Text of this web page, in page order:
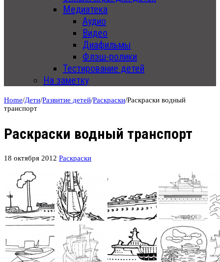
Медиатека
Аудио
Видео
Диафильмы
Флэш-ролики
Тестирование детей
На заметку
Home/Дети/Развитие детей/Раскраски/Раскраски водный
транспорт
Раскраски водный транспорт
18 октября 2012 Раскраски